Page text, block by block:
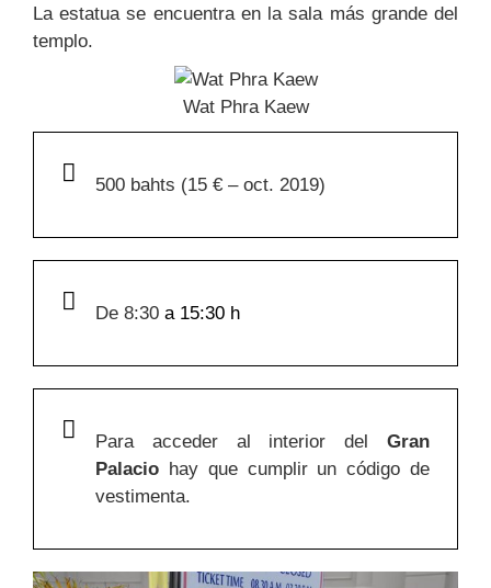
La estatua se encuentra en la sala más grande del
templo.
Wat Phra Kaew
500 bahts (15 € – oct. 2019)
De 8:30 a 15:30 h
Para acceder al interior del Gran
Palacio hay que cumplir un código de
vestimenta.